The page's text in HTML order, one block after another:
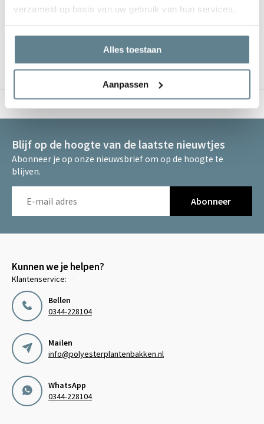
verzameld op basis van uw gebruik van hun services.
Alles toestaan
Aanpassen
Veel plantenbakken tegelijk aanschaffen voor je
je specifieke wensen? Neem dan telefonisch of via de
contact met ons op.
Blijf op de hoogte van de laatste nieuwtjes
Abonneer je op onze nieuwsbrief om op de hoogte te
blijven.
Abonneer
Kunnen we je helpen?
Klantenservice:
Bellen
0344-228104
Mailen
info@polyesterplantenbakken.nl
WhatsApp
0344-228104